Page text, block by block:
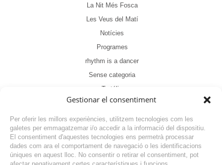
Gestionar el consentiment
Per oferir les millors experiències, utilitzem tecnologies com les
galetes per emmagatzemar i/o accedir a la informació del dispositiu.
El consentiment d'aquestes tecnologies ens permetrà processar
dades com ara el comportament de navegació o les identificacions
úniques en aquest lloc. No consentir o retirar el consentiment, pot
La Nit Més Fosca
Les Veus del Matí
Notícies
Programes
rhythm is a dancer
Sense categoria
Tertúlia
NOTÍCIA ANTERIOR